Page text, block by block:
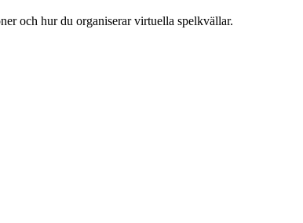
och hur du organiserar virtuella spelkvällar.